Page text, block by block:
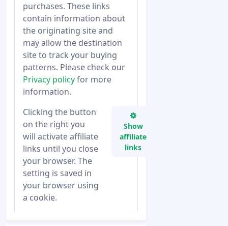
purchases. These links
contain information about
the originating site and
may allow the destination
site to track your buying
patterns. Please check our
Privacy policyfor more
information.
Clicking the button
on the right you
will activate affiliate
links until you close
your browser. The
setting is saved in
your browser using
a cookie.
Show
affiliate
links